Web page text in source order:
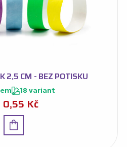
2,5 CM - BEZ POTISKU
18 variant
0,55 Kč
Detail